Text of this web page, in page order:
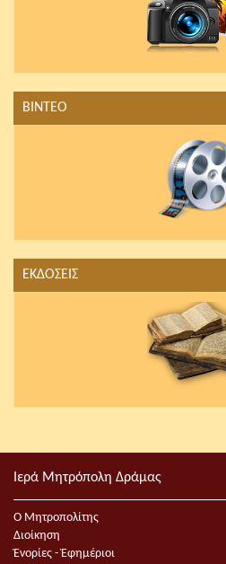
ΒΙΝΤΕΟ
ΕΚΔΟΣΕΙΣ
Ιερά Μητρόπολη Δράμας
Ο Μητροπολίτης
Διοίκηση
Ἐνορίες - Ἐφημέριοι